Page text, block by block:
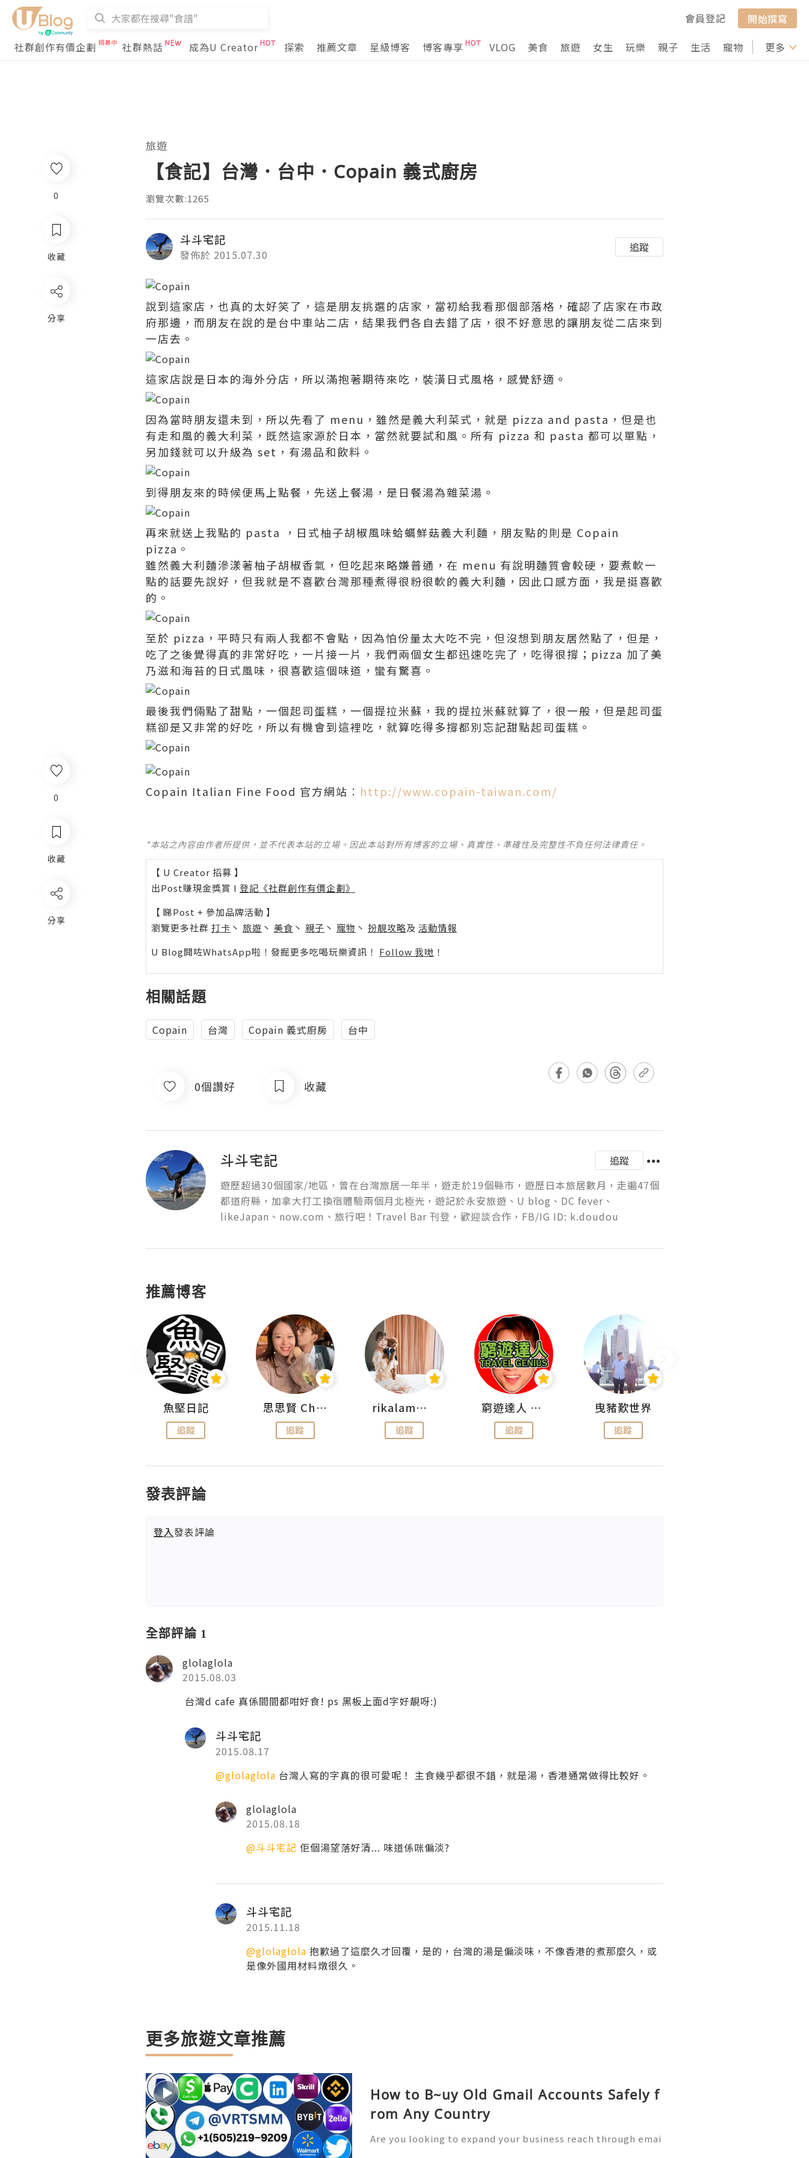
會員登記
開始撰寫
社群創作有價企劃
社群熱話 成為U Creator 探索 推薦文章 星級博客 博客專享 VLOG 美食 旅遊 女生 玩樂 親子 生活 寵物 行山 打卡
更多
0
收藏
分享
旅遊
【食記】台灣．台中．Copain 義式廚房
瀏覽次數:1265
斗斗宅記
發佈於 2015.07.30
追蹤
說到這家店，也真的太好笑了，這是朋友挑選的店家，當初給我看那個部落格，確認了店家在市政
府那邊，而朋友在說的是台中車站二店，結果我們各自去錯了店，很不好意思的讓朋友從二店來到
一店去。
這家店說是日本的海外分店，所以滿抱著期待來吃，裝潢日式風格，感覺舒適。
因為當時朋友還未到，所以先看了 menu，雖然是義大利菜式，就是 pizza and pasta，但是也
有走和風的義大利菜，既然這家源於日本，當然就要試和風。所有 pizza 和 pasta 都可以單點，
另加錢就可以升級為 set，有湯品和飲料。
到得朋友來的時候便馬上點餐，先送上餐湯，是日餐湯為雜菜湯。
再來就送上我點的 pasta ，日式柚子胡椒風味蛤蠣鮮菇義大利麵，朋友點的則是 Copain
pizza。
雖然義大利麵滲漾著柚子胡椒香氣，但吃起來略嫌普通，在 menu 有說明麵質會較硬，要煮軟一
點的話要先說好，但我就是不喜歡台灣那種煮得很粉很軟的義大利麵，因此口感方面，我是挺喜歡
的。
至於 pizza，平時只有兩人我都不會點，因為怕份量太大吃不完，但沒想到朋友居然點了，但是，
吃了之後覺得真的非常好吃，一片接一片，我們兩個女生都迅速吃完了，吃得很撐；pizza 加了美
乃滋和海苔的日式風味，很喜歡這個味道，蠻有驚喜。
最後我們倆點了甜點，一個起司蛋糕，一個提拉米蘇，我的提拉米蘇就算了，很一般，但是起司蛋
糕卻是又非常的好吃，所以有機會到這裡吃，就算吃得多撐都別忘記甜點起司蛋糕。
Copain Italian Fine Food 官方網站︰ http://www.copain-taiwan.com/
*本站之內容由作者所提供，並不代表本站的立場。因此本站對所有博客的立場、真實性、準確性及完整性不負任何法律責任。
【 U Creator 招募 】
出Post賺現金獎賞 l 登記《社群創作有價企劃》
【 睇Post + 參加品牌活動 】
瀏覽更多社群 打卡 丶 旅遊 丶 美食 丶 親子 丶 寵物 丶 扮靚攻略及 活動情報
U Blog開咗WhatsApp啦！發掘更多吃喝玩樂資訊！ Follow 我哋 ！
相關話題
Copain 台灣 Copain 義式廚房 台中
0個讚好 收藏
斗斗宅記
追蹤
遊歷超過30個國家/地區，曾在台灣旅居一年半，遊走於19個縣市，遊歷日本旅居數月，走遍47個
都道府縣，加拿大打工換宿體驗兩個月北極光，遊記於永安旅遊、U blog、DC fever、
likeJapan、now.com、旅行吧！Travel Bar 刊登，歡迎談合作，FB/IG ID: k.doudou
推薦博客
魚堅日記
追蹤
思思賢 ChillMyBabe
追蹤
rikalammm
追蹤
窮遊達人 Mr.TravelGenius
追蹤
曳豬歎世界
追蹤
發表評論
登入發表評論
全部評論 1
glolaglola
2015.08.03
台灣d cafe 真係間間都咁好食! ps 黑板上面d字好靚呀:)
斗斗宅記
2015.08.17
@glolaglola 台灣人寫的字真的很可愛呢！ 主食幾乎都很不錯，就是湯，香港通常做得比較好。
glolaglola
2015.08.18
@斗斗宅記 佢個湯望落好清... 味道係咪偏淡?
斗斗宅記
2015.11.18
@glolaglola 抱歉過了這麼久才回覆，是的，台灣的湯是偏淡味，不像香港的煮那麼久，或
是像外國用材料燉很久。
更多旅遊文章推薦
How to B~uy Old Gmail Accounts Safely f
rom Any Country
Are you looking to expand your business reach through emai
0
收藏
分享